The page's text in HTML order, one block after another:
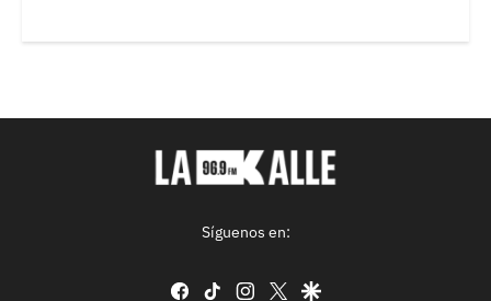
Síguenos en:
facebook
tiktok instagram
twittergoogle